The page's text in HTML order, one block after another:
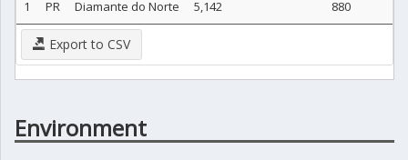
1
PR Diamante do Norte 5,142 880
Export to CSV
Environment